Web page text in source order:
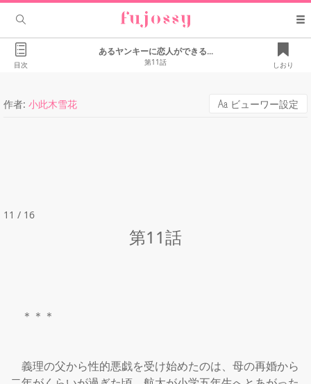
目次
あるヤンキーに恋人ができる...
第11話 しおり
作者: 小此木雪花 ビューワー設定
11 / 16
第11話
＊＊＊
義理の父から性的悪戯を受け始めたのは、母の再婚から